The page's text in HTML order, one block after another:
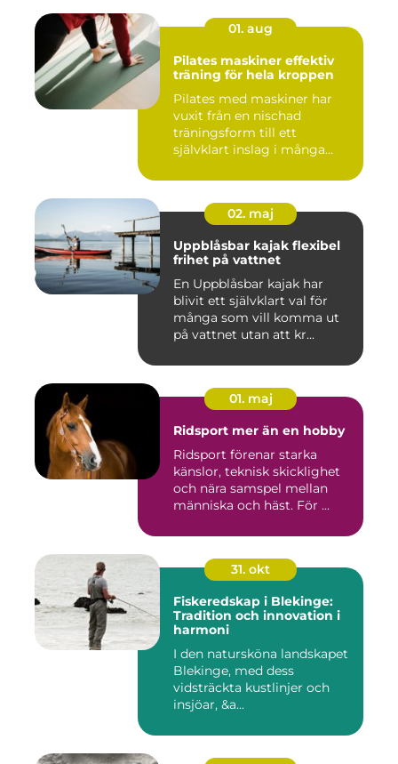
01. aug
Pilates maskiner effektiv
träning för hela kroppen
Pilates med maskiner har
vuxit från en nischad
träningsform till ett
självklart inslag i många
02. maj
Uppblåsbar kajak flexibel
frihet på vattnet
En Uppblåsbar kajak har
blivit ett självklart val för
många som vill komma ut
på vattnet utan att kr...
01. maj
Ridsport mer än en hobby
Ridsport förenar starka
känslor, teknisk skicklighet
och nära samspel mellan
människa och häst. För ...
31. okt
Fiskeredskap i Blekinge:
Tradition och innovation i
harmoni
I den natursköna landskapet
Blekinge, med dess
vidsträckta kustlinjer och
insjöar, &a...